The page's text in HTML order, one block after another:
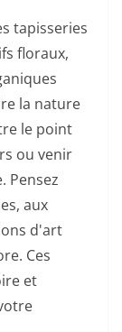
tapisseries
floraux,
la nature
le point
ou venir
Pensez
aux
d'art
Ces
et